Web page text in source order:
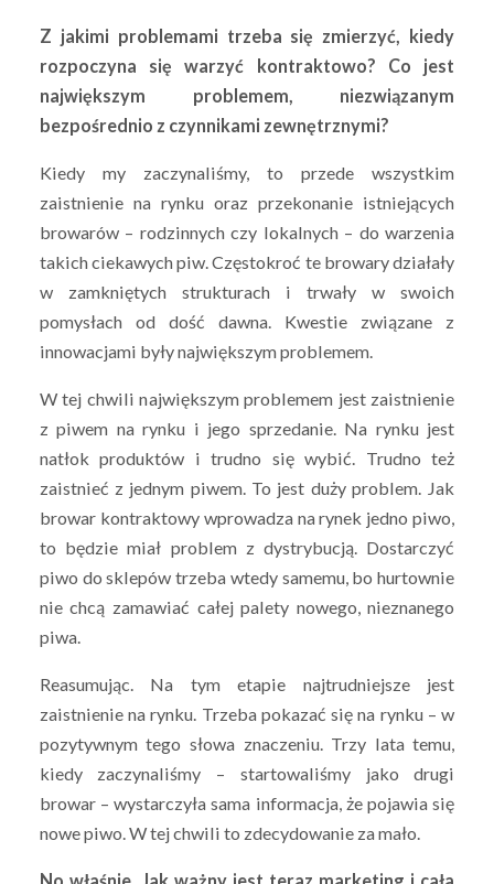
Z jakimi problemami trzeba się zmierzyć, kiedy
rozpoczyna się warzyć kontraktowo? Co jest
największym problemem, niezwiązanym
bezpośrednio z czynnikami zewnętrznymi?
Kiedy my zaczynaliśmy, to przede wszystkim
zaistnienie na rynku oraz przekonanie istniejących
browarów – rodzinnych czy lokalnych – do warzenia
takich ciekawych piw. Częstokroć te browary działały
w zamkniętych strukturach i trwały w swoich
pomysłach od dość dawna. Kwestie związane z
innowacjami były największym problemem.
W tej chwili największym problemem jest zaistnienie
z piwem na rynku i jego sprzedanie. Na rynku jest
natłok produktów i trudno się wybić. Trudno też
zaistnieć z jednym piwem. To jest duży problem. Jak
browar kontraktowy wprowadza na rynek jedno piwo,
to będzie miał problem z dystrybucją. Dostarczyć
piwo do sklepów trzeba wtedy samemu, bo hurtownie
nie chcą zamawiać całej palety nowego, nieznanego
piwa.
Reasumując. Na tym etapie najtrudniejsze jest
zaistnienie na rynku. Trzeba pokazać się na rynku – w
pozytywnym tego słowa znaczeniu. Trzy lata temu,
kiedy zaczynaliśmy – startowaliśmy jako drugi
browar – wystarczyła sama informacja, że pojawia się
nowe piwo. W tej chwili to zdecydowanie za mało.